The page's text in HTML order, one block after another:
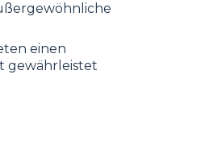
einen
gewährleistet